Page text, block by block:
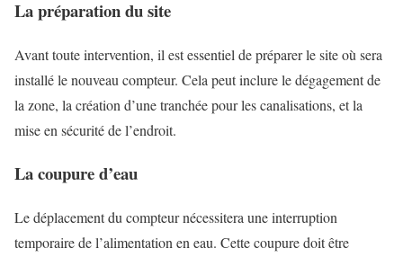
La préparation du site
Avant toute intervention, il est essentiel de préparer le site où sera
installé le nouveau compteur. Cela peut inclure le dégagement de
la zone, la création d’une tranchée pour les canalisations, et la
mise en sécurité de l’endroit.
La coupure d’eau
Le déplacement du compteur nécessitera une interruption
temporaire de l’alimentation en eau. Cette coupure doit être